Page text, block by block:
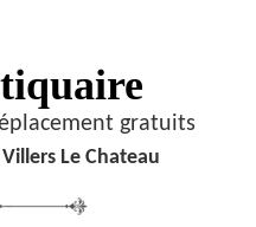
gratuits
Le Chateau